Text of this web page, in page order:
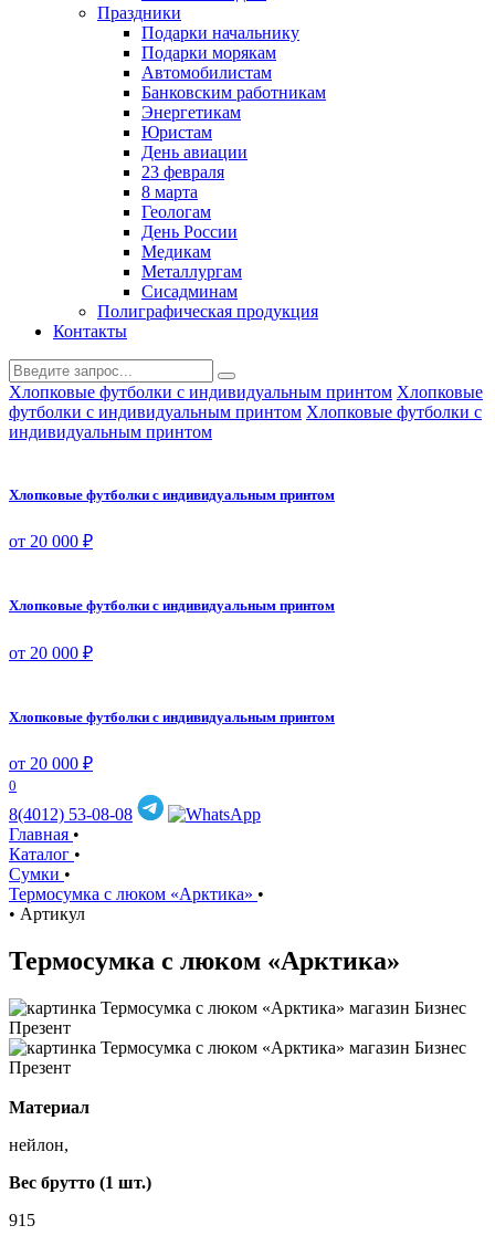
Праздники
Подарки начальнику
Подарки морякам
Автомобилистам
Банковским работникам
Энергетикам
Юристам
День авиации
23 февраля
8 марта
Геологам
День России
Медикам
Металлургам
Сисадминам
Полиграфическая продукция
Контакты
Хлопковые футболки с индивидуальным принтом Хлопковые
футболки с индивидуальным принтом Хлопковые футболки с
индивидуальным принтом
Хлопковые футболки с индивидуальным принтом
от 20 000 ₽
Хлопковые футболки с индивидуальным принтом
от 20 000 ₽
Хлопковые футболки с индивидуальным принтом
от 20 000 ₽
0
8(4012) 53-08-08
Главная •
Каталог •
Сумки •
Термосумка с люком «Арктика» •
• Артикул
Термосумка с люком «Арктика»
Материал
нейлон,
Вес брутто (1 шт.)
915